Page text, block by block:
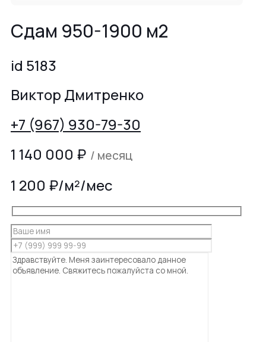
Сдам 950-1900 м2
id 5183
Виктор Дмитренко
+7 (967) 930-79-30
1 140 000 ₽ / месяц
1 200 ₽/м²/мес